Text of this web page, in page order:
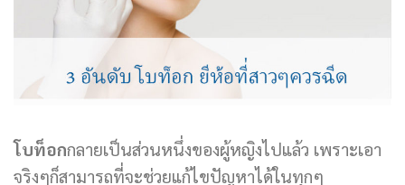
โบท็อกกลายเป็นส่วนหนึ่งของผู้หญิงไปแล้ว เพราะเอา
จริงๆก็สามารถที่จะช่วยแก้ไขปัญหาได้ในทุกๆ